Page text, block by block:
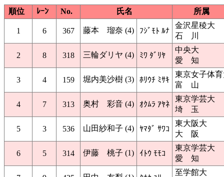
順位 ﾚｰﾝ No. 氏名 所属
1 6 367 藤本 瑠奈 (4) ﾌｼﾞﾓﾄ ﾙﾅ
金沢星稜大
石 川
2 8 318 三輪ダリヤ (4) ﾐﾜ ﾀﾞﾘﾔ
中央大
愛 知
3 4 159 堀内美沙樹 (3) ﾎﾘｳﾁ ﾐｻｷ
東京女子体
富 山
4 7 313 奥村 彩音 (4) ｵｸﾑﾗ ｱﾔﾈ
東京学芸大
埼 玉
5 3 536 山田紗和子 (4) ﾔﾏﾀﾞ ｻﾜｺ
東大阪大
大 阪
6 5 314 伊藤 桃子 (1) ｲﾄｳ ﾓﾓｺ
東京学芸大
愛 知
至学館大